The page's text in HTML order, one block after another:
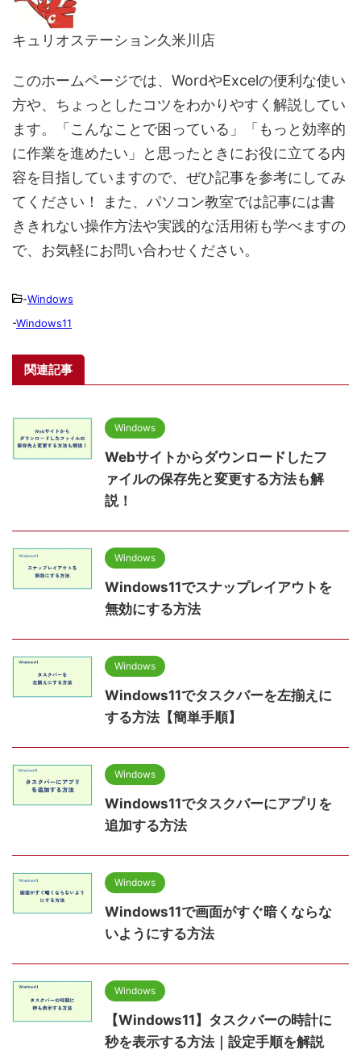
キュリオステーション久米川店
このホームページでは、WordやExcelの便利な使い
方や、ちょっとしたコツをわかりやすく解説してい
ます。「こんなことで困っている」「もっと効率的
に作業を進めたい」と思ったときにお役に立てる内
容を目指していますので、ぜひ記事を参考にしてみ
てください！ また、パソコン教室では記事には書
ききれない操作方法や実践的な活用術も学べますの
で、お気軽にお問い合わせください。
-Windows
-Windows11
関連記事
Windows
Webサイトからダウンロードしたフ
ァイルの保存先と変更する方法も解
説！
Windows
Windows11でスナップレイアウトを
無効にする方法
Windows
Windows11でタスクバーを左揃えに
する方法【簡単手順】
Windows
Windows11でタスクバーにアプリを
追加する方法
Windows
Windows11で画面がすぐ暗くならな
いようにする方法
Windows
【Windows11】タスクバーの時計に
秒を表示する方法｜設定手順を解説